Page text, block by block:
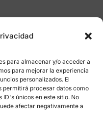
para almacenar y/o acceder a
para mejorar la experiencia
personalizados. El
permitirá procesar datos como
únicos en este sitio. No
afectar negativamente a